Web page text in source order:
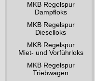
MKB Regelspur
Dampfloks
MKB Regelspur
Dieselloks
MKB Regelspur
Miet- und Vorführloks
MKB Regelspur
Triebwagen